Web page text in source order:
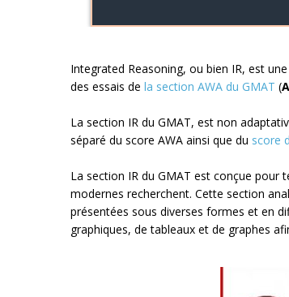
Integrated Reasoning, ou bien IR, est
des essais de la section AWA du GMAT (A
La section IR du GMAT, est non
séparé du score AWA ainsi que du score
La section IR du GMAT est conçue pour
modernes recherchent. Cette section
présentées sous diverses formes et en
graphiques, de tableaux et de graphes